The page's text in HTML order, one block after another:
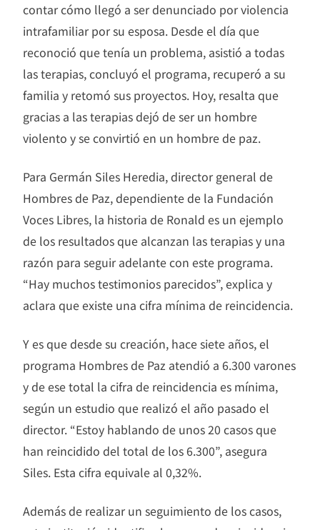
contar cómo llegó a ser denunciado por violencia
intrafamiliar por su esposa. Desde el día que
reconoció que tenía un problema, asistió a todas
las terapias, concluyó el programa, recuperó a su
familia y retomó sus proyectos. Hoy, resalta que
gracias a las terapias dejó de ser un hombre
violento y se convirtió en un hombre de paz.
Para Germán Siles Heredia, director general de
Hombres de Paz, dependiente de la Fundación
Voces Libres, la historia de Ronald es un ejemplo
de los resultados que alcanzan las terapias y una
razón para seguir adelante con este programa.
“Hay muchos testimonios parecidos”, explica y
aclara que existe una cifra mínima de reincidencia.
Y es que desde su creación, hace siete años, el
programa Hombres de Paz atendió a 6.300 varones
y de ese total la cifra de reincidencia es mínima,
según un estudio que realizó el año pasado el
director. “Estoy hablando de unos 20 casos que
han reincidido del total de los 6.300”, asegura
Siles. Esta cifra equivale al 0,32%.
Además de realizar un seguimiento de los casos,